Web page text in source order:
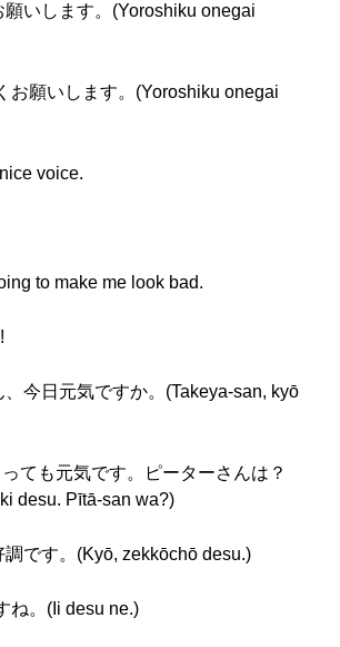
願いします。(Yoroshiku onegai
お願いします。(Yoroshiku onegai
voice.
to make me look bad.
、今日元気ですか。(Takeya-san, kyō
ても元気です。ピーターさんは？
desu. Pītā-san wa?)
調です。(Kyō, zekkōchō desu.)
ね。(Ii desu ne.)